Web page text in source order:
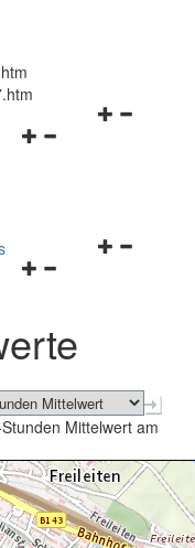
Navigationsmenü
Navigationsmenü
schließen
Mittelwert am